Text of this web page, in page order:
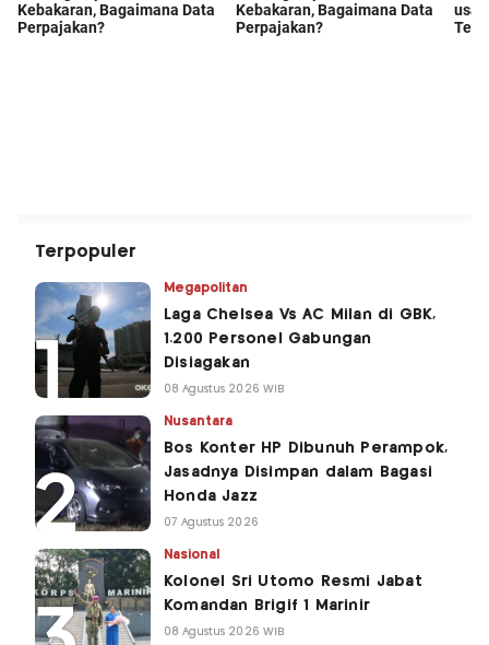
Terpopuler
Megapolitan
Laga Chelsea Vs AC Milan di GBK,
1.200 Personel Gabungan
Disiagakan
08 Agustus 2026 WIB
Nusantara
Bos Konter HP Dibunuh Perampok,
Jasadnya Disimpan dalam Bagasi
Honda Jazz
07 Agustus 2026
Nasional
Kolonel Sri Utomo Resmi Jabat
Komandan Brigif 1 Marinir
08 Agustus 2026 WIB